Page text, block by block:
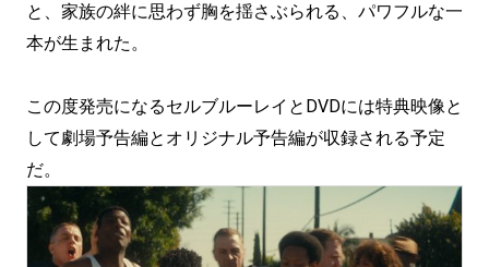
と、家族の絆に思わず胸を揺さぶられる、パワフルな一
本が生まれた。
この度発売になるセルブルーレイとDVDには特典映像と
して劇場予告編とオリジナル予告編が収録される予定
だ。